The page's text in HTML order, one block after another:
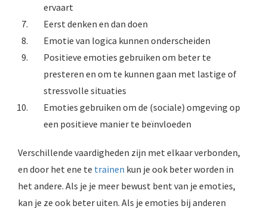
ervaart
Eerst denken en dan doen
Emotie van logica kunnen onderscheiden
Positieve emoties gebruiken om beter te
presteren en om te kunnen gaan met lastige of
stressvolle situaties
Emoties gebruiken om de (sociale) omgeving op
een positieve manier te beïnvloeden
Verschillende vaardigheden zijn met elkaar verbonden,
en door het ene te trainen kun je ook beter worden in
het andere. Als je je meer bewust bent van je emoties,
kan je ze ook beter uiten. Als je emoties bij anderen